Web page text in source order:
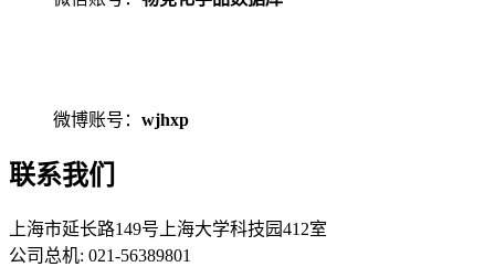
微博账号： wjhxp
联系我们
上海市延长路149号上海大学科技园412室
公司总机: 021-56389801